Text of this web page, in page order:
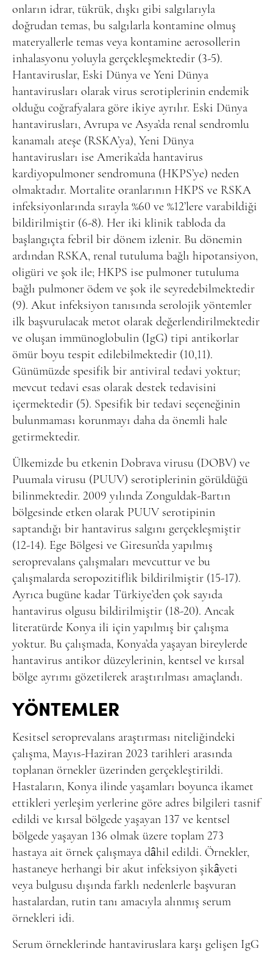
onların idrar, tükrük, dışkı gibi salgılarıyla
doğrudan temas, bu salgılarla kontamine olmuş
materyallerle temas veya kontamine aerosollerin
inhalasyonu yoluyla gerçekleşmektedir (3-5).
Hantaviruslar, Eski Dünya ve Yeni Dünya
hantavirusları olarak virus serotiplerinin endemik
olduğu coğrafyalara göre ikiye ayrılır. Eski Dünya
hantavirusları, Avrupa ve Asya’da renal sendromlu
kanamalı ateşe (RSKA’ya), Yeni Dünya
hantavirusları ise Amerika’da hantavirus
kardiyopulmoner sendromuna (HKPS’ye) neden
olmaktadır. Mortalite oranlarının HKPS ve RSKA
infeksiyonlarında sırayla %60 ve %12’lere varabildiği
bildirilmiştir (6-8). Her iki klinik tabloda da
başlangıçta febril bir dönem izlenir. Bu dönemin
ardından RSKA, renal tutuluma bağlı hipotansiyon,
oligüri ve şok ile; HKPS ise pulmoner tutuluma
bağlı pulmoner ödem ve şok ile seyredebilmektedir
(9). Akut infeksiyon tanısında serolojik yöntemler
ilk başvurulacak metot olarak değerlendirilmektedir
ve oluşan immünoglobulin (IgG) tipi antikorlar
ömür boyu tespit edilebilmektedir (10,11).
Günümüzde spesifik bir antiviral tedavi yoktur;
mevcut tedavi esas olarak destek tedavisini
içermektedir (5). Spesifik bir tedavi seçeneğinin
bulunmaması korunmayı daha da önemli hale
getirmektedir.
Ülkemizde bu etkenin Dobrava virusu (DOBV) ve
Puumala virusu (PUUV) serotiplerinin görüldüğü
bilinmektedir. 2009 yılında Zonguldak-Bartın
bölgesinde etken olarak PUUV serotipinin
saptandığı bir hantavirus salgını gerçekleşmiştir
(12-14). Ege Bölgesi ve Giresun’da yapılmış
seroprevalans çalışmaları mevcuttur ve bu
çalışmalarda seropozitiflik bildirilmiştir (15-17).
Ayrıca bugüne kadar Türkiye’den çok sayıda
hantavirus olgusu bildirilmiştir (18-20). Ancak
literatürde Konya ili için yapılmış bir çalışma
yoktur. Bu çalışmada, Konya’da yaşayan bireylerde
hantavirus antikor düzeylerinin, kentsel ve kırsal
bölge ayrımı gözetilerek araştırılması amaçlandı.
YÖNTEMLER
Kesitsel seroprevalans araştırması niteliğindeki
çalışma, Mayıs-Haziran 2023 tarihleri arasında
toplanan örnekler üzerinden gerçekleştirildi.
Hastaların, Konya ilinde yaşamları boyunca ikamet
ettikleri yerleşim yerlerine göre adres bilgileri tasnif
edildi ve kırsal bölgede yaşayan 137 ve kentsel
bölgede yaşayan 136 olmak üzere toplam 273
hastaya ait örnek çalışmaya dâhil edildi. Örnekler,
hastaneye herhangi bir akut infeksiyon şikâyeti
veya bulgusu dışında farklı nedenlerle başvuran
hastalardan, rutin tanı amacıyla alınmış serum
örnekleri idi.
Serum örneklerinde hantaviruslara karşı gelişen IgG